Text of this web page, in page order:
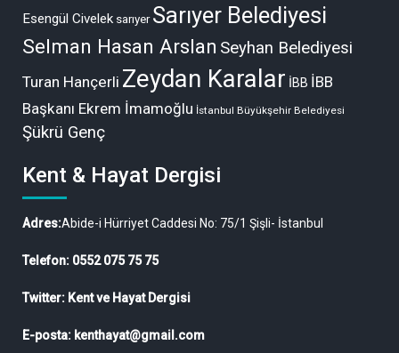
Esengül Civelek sarıyer Sarıyer Belediyesi
Selman Hasan Arslan Seyhan Belediyesi
Turan Hançerli Zeydan Karalar İBB İBB
Başkanı Ekrem İmamoğlu İstanbul Büyükşehir Belediyesi
Şükrü Genç
Kent & Hayat Dergisi
Adres:Abide-i Hürriyet Caddesi No: 75/1 Şişli- İstanbul
Telefon: 0552 075 75 75
Twitter: Kent ve Hayat Dergisi
E-posta: kenthayat@gmail.com